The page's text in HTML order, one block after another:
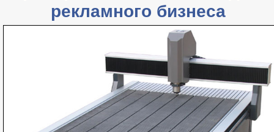
рекламного бизнеса